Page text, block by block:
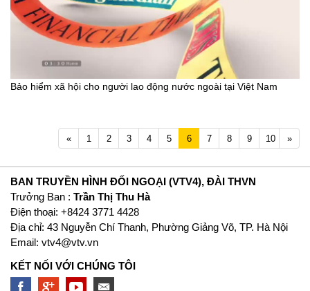
Bảo hiểm xã hội cho người lao động nước ngoài tại Việt Nam
«Previous
1 2 3 4 5 6 7 8 9 10 »Next
BAN TRUYỀN HÌNH ĐỐI NGOẠI (VTV4), ĐÀI THVN
Trưởng Ban : Trần Thị Thu Hà
Ðiện thoại: +8424 3771 4428
Địa chỉ: 43 Nguyễn Chí Thanh, Phường Giảng Võ, TP. Hà Nội
Email: vtv4@vtv.vn
KẾT NỐI VỚI CHÚNG TÔI